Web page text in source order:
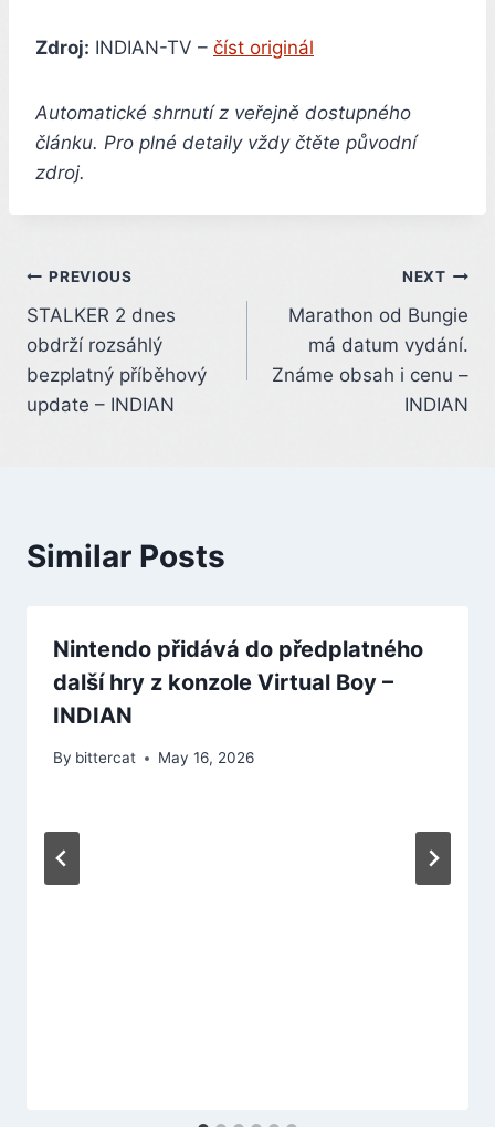
Zdroj: INDIAN-TV – číst originál
Automatické shrnutí z veřejně dostupného
článku. Pro plné detaily vždy čtěte původní
zdroj.
Post
navigation
PREVIOUS
STALKER 2 dnes
obdrží rozsáhlý
bezplatný příběhový
update – INDIAN
NEXT
Marathon od Bungie
má datum vydání.
Známe obsah i cenu –
INDIAN
Similar Posts
Nintendo přidává do předplatného
další hry z konzole Virtual Boy –
INDIAN
By bittercat May 16, 2026